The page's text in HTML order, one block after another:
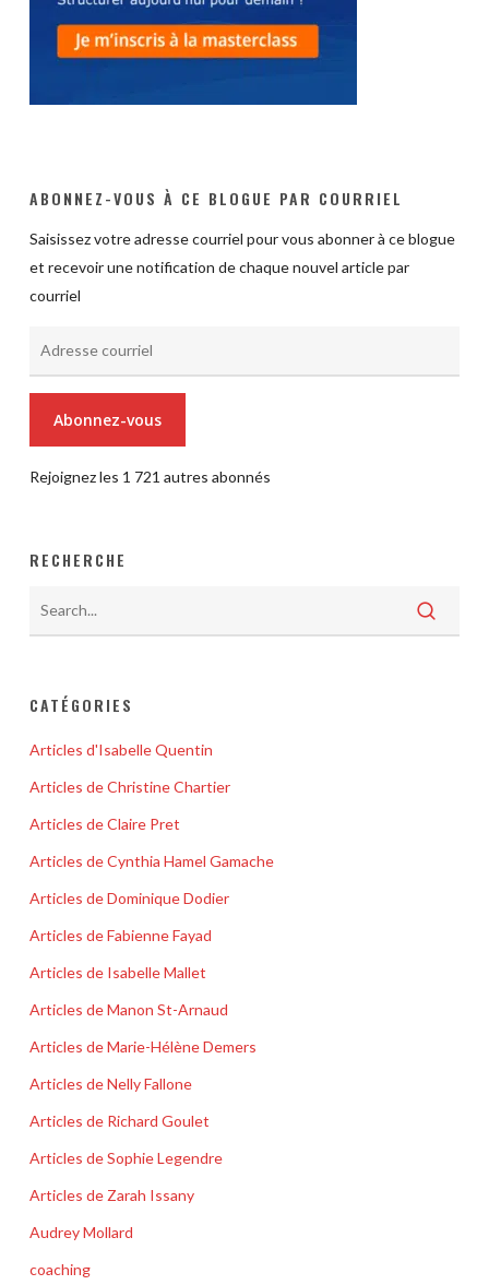
ABONNEZ-VOUS À CE BLOGUE PAR COURRIEL
Saisissez votre adresse courriel pour vous abonner à ce blogue
et recevoir une notification de chaque nouvel article par
courriel
Abonnez-vous
Rejoignez les 1 721 autres abonnés
RECHERCHE
CATÉGORIES
Articles d'Isabelle Quentin
Articles de Christine Chartier
Articles de Claire Pret
Articles de Cynthia Hamel Gamache
Articles de Dominique Dodier
Articles de Fabienne Fayad
Articles de Isabelle Mallet
Articles de Manon St-Arnaud
Articles de Marie-Hélène Demers
Articles de Nelly Fallone
Articles de Richard Goulet
Articles de Sophie Legendre
Articles de Zarah Issany
Audrey Mollard
coaching